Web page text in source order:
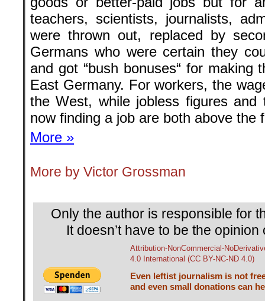
More »
More by Victor Grossman
.
Only the author is responsible for
It doesn’t have to be the
Attribution-NonCommercial-
Back to the homepage
└ Schlagwörter:acedia,Allgemein,
antikapitalistischen Alternative in
Arbeiterklasse,Armeegeneral a.D. Heinz
Generaloberst a.D. Fritz Streletz,Harry
Machtwillkür, Mauer,
Sozialismus, Wirtschaft